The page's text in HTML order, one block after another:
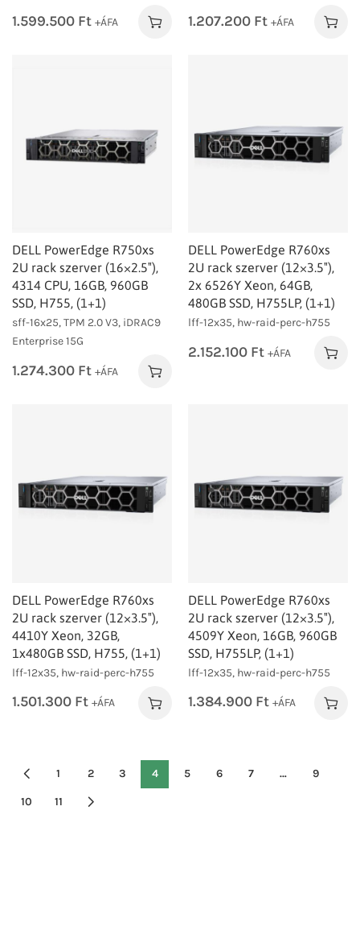
1.599.500 Ft +ÁFA 1.207.200 Ft +ÁFA
DELL PowerEdge R750xs
2U rack szerver (16×2.5″),
4314 CPU, 16GB, 960GB
SSD, H755, (1+1)
sff-16x25, TPM 2.0 V3, iDRAC9
Enterprise 15G
1.274.300 Ft +ÁFA
DELL PowerEdge R760xs
2U rack szerver (12×3.5″),
2x 6526Y Xeon, 64GB,
480GB SSD, H755LP, (1+1)
lff-12x35, hw-raid-perc-h755
2.152.100 Ft +ÁFA
DELL PowerEdge R760xs
2U rack szerver (12×3.5″),
4410Y Xeon, 32GB,
1x480GB SSD, H755, (1+1)
lff-12x35, hw-raid-perc-h755
1.501.300 Ft +ÁFA
DELL PowerEdge R760xs
2U rack szerver (12×3.5″),
4509Y Xeon, 16GB, 960GB
SSD, H755LP, (1+1)
lff-12x35, hw-raid-perc-h755
1.384.900 Ft +ÁFA
1 2 3 4 5 6 7 … 9
10 11